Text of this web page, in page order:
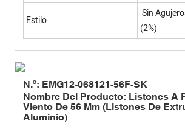
Estilo
Sin
(2%)
N.º: EMG12-068121-56F-SK
Nombre Del Producto: Listones A
Viento De 56 Mm (listones De
Aluminio)